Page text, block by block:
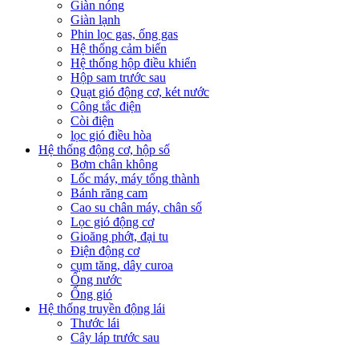
Giàn nóng
Giàn lạnh
Phin lọc gas, ống gas
Hệ thống cảm biến
Hệ thống hộp điều khiển
Hộp sam trước sau
Quạt gió động cơ, két nước
Công tắc điện
Còi điện
lọc gió điều hòa
Hệ thống động cơ, hộp số
Bơm chân không
Lốc máy, máy tổng thành
Bánh răng cam
Cao su chân máy, chân số
Lọc gió động cơ
Gioăng phớt, đại tu
Điện động cơ
cụm tăng, dây curoa
Ống nước
Ống gió
Hệ thống truyền động lái
Thước lái
Cây láp trước sau